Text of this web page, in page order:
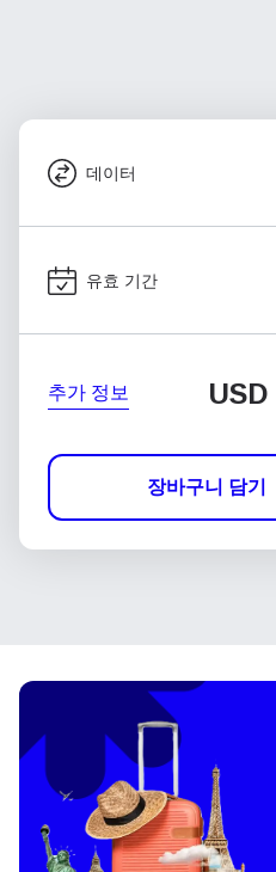
데이터
유효 기간
추가 정보 USD
장바구니 담기